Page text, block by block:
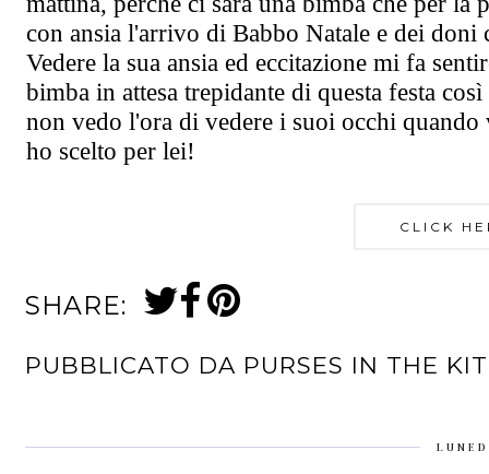
con ansia l'arrivo di Babbo Natale e dei doni
Vedere la sua ansia ed eccitazione mi fa
bimba in attesa trepidante di questa festa
non vedo l'ora di vedere i suoi occhi quando
ho scelto per lei!
CLICK
SHARE:
PUBBLICATO DA PURSES IN THE